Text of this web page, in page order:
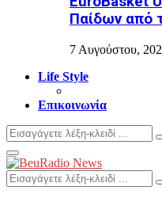
Παίδων από
7 Αυγούστου,
Life Style
Επικοινωνία
Search
for:
Primary
Menu
Search
for: